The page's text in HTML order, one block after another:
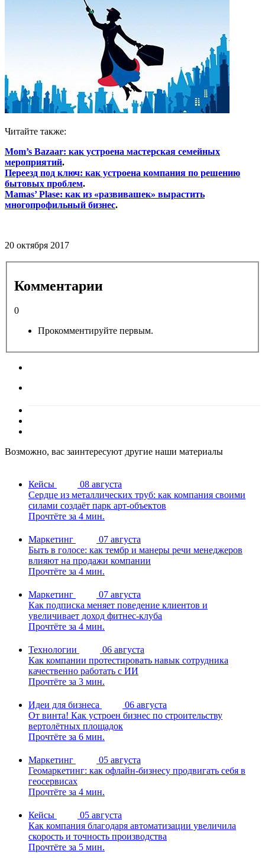
Читайте также:
Mom’s Bazaar: как устроена мастерская семейных
мероприятий.
Переезд под ключ: как устроена компания по решению
бытовых проблем.
Mamas’ Plase: как из «развивашек» вырастить
многопрофильный бизнес.
20 октября 2017
Комментарии
0
Прокомментируйте первым.
Возможно, вас заинтересуют другие наши материалы
Кейсы
08 августа
Сердце из металлических труб: как компания своими
силами создаёт парк арт-объектов
Прочтёте за 4 мин.
Маркетинг
07 августа
Быть в голосе: как тембр и манеры речи менеджеров
влияют на продажи компании
Прочтёте за 4 мин.
Маркетинг
07 августа
Как подписка меняет поведение клиентов и
увеличивает доход фитнес-клуба
Прочтёте за 4 мин.
Технологии
06 августа
Как компании протестировать навык сотрудника
качественно работать с ИИ
Прочтёте за 3 мин.
Идеи для бизнеса
06 августа
От винта! Как устроен бизнес по строительству
вертолётных площадок
Прочтёте за 6 мин.
Маркетинг
05 августа
Геомаркетинг: как офлайн-бизнесу продвигать себя в
геосервисах
Прочтёте за 4 мин.
Кейсы
05 августа
Как компания благодаря автоматизации увеличила
скорость и точность производства
Прочтёте за 5 мин.